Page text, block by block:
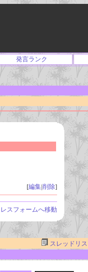
発言ランク
[編集|削除]
レスフォームへ移動
スレッドリ